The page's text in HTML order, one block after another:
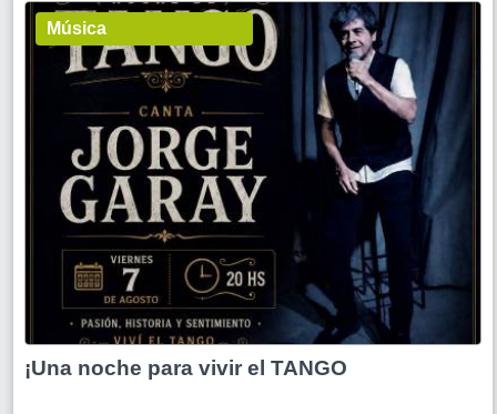
Música
¡Una noche para vivir el TANGO